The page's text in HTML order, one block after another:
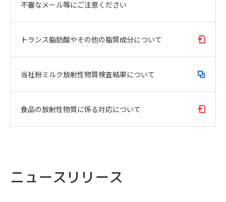
不審なメール等にご注意ください
トランス脂肪酸やその他の脂質成分について
当社粉ミルク放射性物質検査結果について
食品の放射性物質に係る対応について
ニュースリリース